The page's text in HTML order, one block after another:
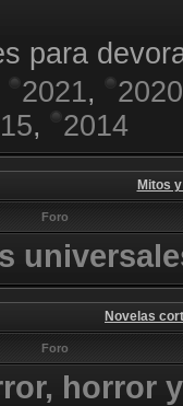
para
2021,
2020
, 2014
Mitos
Foro
Novelas
Foro
horror